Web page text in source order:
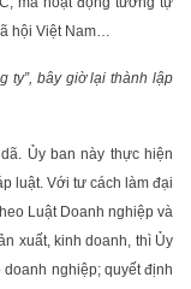
hội Việt Nam…
ty”, bây giờ lại thành lập
Ủy ban này thực hiện
luật. Với tư cách làm đại
Luật Doanh nghiệp và
xuất, kinh doanh, thì Ủy
nghiệp; quyết định